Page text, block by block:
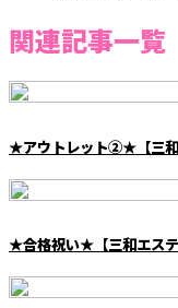
関連記事一覧
★アウトレット②★【三和
★合格祝い★【三和エステ